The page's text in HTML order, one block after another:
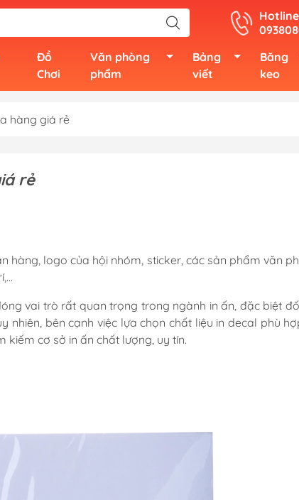
Đồ
Chơi
Văn phòng
phẩm
Bảng
viết
Băng
keo
hàng giá rẻ
rẻ
hàng, logo của hội nhóm, sticker, các sản phẩm văn
vai trò rất quan trọng trong ngành in ấn, đặc biệt
nhiên, bên cạnh việc lựa chọn chất liệu in decal phù
kiếm cơ sở in ấn chất lượng, uy tín.